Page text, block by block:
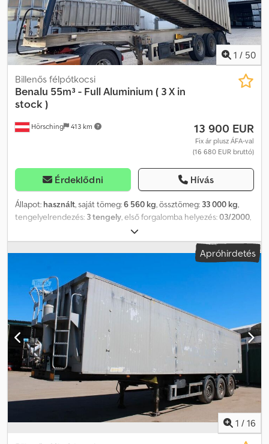
1 / 50
Hörsching 413 km
Billenős félpótkocsi
Benalu 55m³ - Full Aluminium ( 3 X in
stock )
13 900 EUR
Fix ár plusz ÁFA-val
(16 680 EUR bruttó)
Érdeklődni Hívás
Állapot: használt, saját tömeg:6 560 kg, össztömeg: 33 000 kg,
tengelyelrendezés: 3 tengely, első forgalomba helyezés:03/2000,
, felfüggesztés:
385/65 R22.5, Gyártási év:2000, Felszereltség:ABS, BENALU – kb.
55 m³ – Teljesen alumíniumból készült (3 db raktáron) - Űrtartalom:
Alumínium raktér - ABS - BPW tengelyek - Emelhető tengely -
Dobfékek - Légrugózás - Tekerhető ponyva - Álló platform az
elülső falon - Alumínium felnik - Szerszámtároló - Pótkerektartó -
Gumiabroncs méret: 385/65 R22,5 Profil kb. 70–90% - stb. További
információkért: Mobiltelefon: +43 664 4477030 Crodezr Skcspfx
Agvjf ..:: Kérjük, látogatása előtt vegye fel velünk a kapcsolatot, az
iroda nem mindig van nyitva ::.. Szeretne minket meglátogatni?
Ingyenes transzfert biztosítunk a linzi vasútállomásról (4020 Linz).
Mi elintézzük az összes vámügyet Ön helyett. Mit tegyen a
használt járművel? Megállapodás esetén szívesen átvesszük. Az
ajánlat nem kötelező érvényű, és bármikor módosítható. A
tévedések és a köztes értékesítés jogát fenntartjuk.
Apróhirdetés
1 / 16